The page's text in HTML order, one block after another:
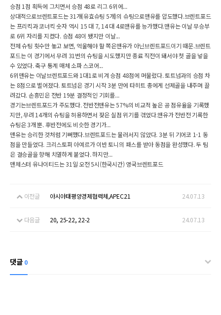
승점 1점 획득에 그치면서 승점 48로 리그 6위에...
상대적으로브렌트포드는 31개(유효슈팅 5개)의 슈팅으로맨유를 압도했다.브렌트포드
는 프리킥과 코너킥 숫자 역시 15 대 7, 14 대 4로맨유를 능가했다.맨유는 이날 무승부
로 6위 자리를 지켰다. 승점 48이 됐지만 이날...
전체 슈팅 횟수만 놓고 보면, 억울해야 할 쪽은맨유가 아닌브렌트포드이기 때문.브렌트
포드는 이 경기에서 무려 31번의 슈팅을 시도했지만 종료 직전이 돼서야 첫 골을 넣을
수 있었다. 축구 통계 매체 소파 스코어...
6위맨유는 이날브렌트포드와 1대1로 비겨 승점 48점에 머물렀다. 토트넘과의 승점 차
는 8점으로 벌어졌다. 토트넘은 경기 시작 3분 만에 타히트 총에게 선제골을 내주며 끌
려갔다. 손흥민은 전반 19분 결정적인 기회를...
경기는브렌트포드가 주도했다. 전반전맨유는 57%의 비교적 높은 공 점유율을 기록했
지만, 무려 14개의 슈팅을 허용하면서 잦은 실점 위기를 겪었다.맨유가 전반전 기록한
슈팅은 3개 뿐. 후반전에도 비슷한 경기가...
맨유는 승리한 것처럼 기뻐했다.브렌트포드는 물러서지 않았다. 3분 뒤 기어코 1-1 동
점을 만들었다. 크리스토퍼 아예르가 이반 토니의 패스를 받아 동점을 완성했다. 두 팀
은 결승골을 향해 치열하게 붙었다. 하지만...
맨체스터 유나이티드는 31일 오전 5시(한국시간) 영국브렌트포드
이전글 아시아태평양경제협력체,APEC21 24.07.13
다음글 20, 25-22, 22-2 24.07.13
댓글 0